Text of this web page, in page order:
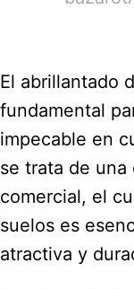
El abrillantado
fundamental
impecable en
se trata de una
comercial, el
suelos es
atractiva y